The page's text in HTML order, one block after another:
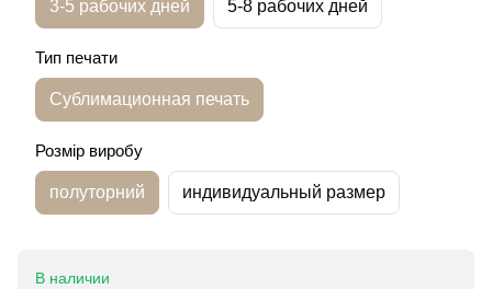
3-5 рабочих дней 5-8 рабочих дней
Тип печати
Сублимационная печать
Розмір виробу
полуторний индивидуальный размер
В наличии